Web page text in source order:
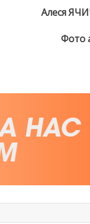
Алеся
Фото